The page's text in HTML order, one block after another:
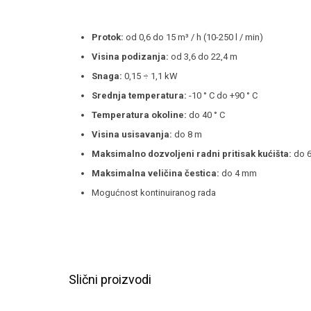
Protok: od 0,6 do 15 m³ / h (10-250 l / min)
Visina podizanja: od 3,6 do 22,4 m
Snaga: 0,15 ÷ 1,1 kW
Srednja temperatura: -10 ° C do +90 ° C
Temperatura okoline: do 40 ° C
Visina usisavanja: do 8 m
Maksimalno dozvoljeni radni pritisak kućišta: do
Maksimalna veličina čestica: do 4 mm
Mogućnost kontinuiranog rada
Slični proizvodi